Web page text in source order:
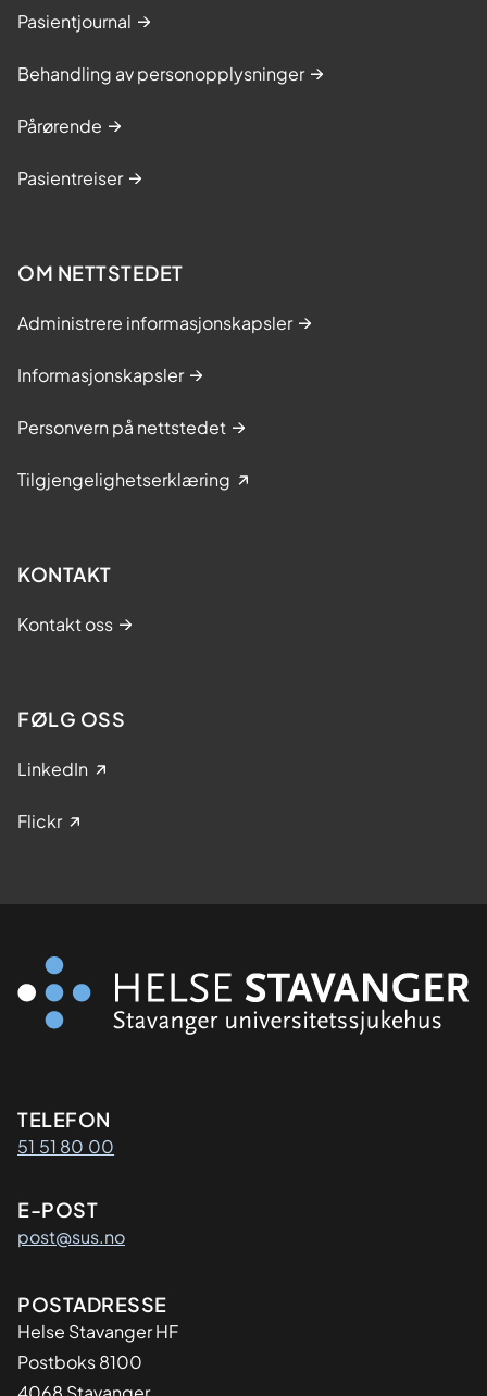
Pasientjournal
Behandling av personopplysninger
Pårørende
Pasientreiser
OM NETTSTEDET
Administrere informasjonskapsler
Informasjonskapsler
Personvern på nettstedet
Tilgjengelighetserklæring
KONTAKT
Kontakt oss
FØLG OSS
LinkedIn
Flickr
Kontaktinformasjon
TELEFON
51 51 80 00
E-POST
post@sus.no
Adresse
POSTADRESSE
Helse Stavanger HF
Postboks 8100